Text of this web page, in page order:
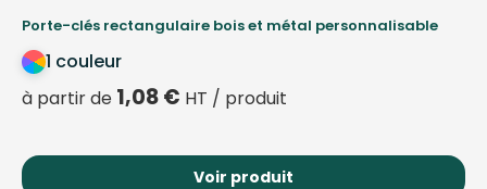
Porte-clés rectangulaire bois et métal personnalisable
1 couleur
à partir de 1,08€ HT / produit
Voir produit